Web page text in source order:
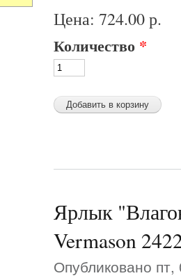
Цена: 724.00 р.
Количество *
Ярлык
Vermason
Опубликовано